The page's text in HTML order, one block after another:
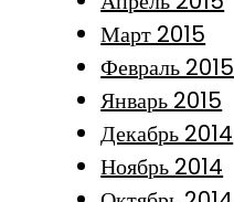
Март 2015
Февраль 2015
Январь 2015
Декабрь 2014
Ноябрь 2014